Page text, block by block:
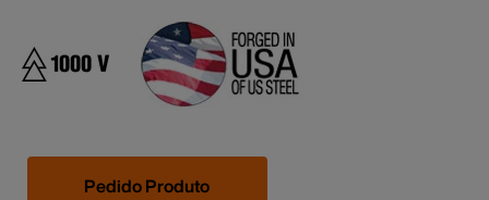
Pedido Produto